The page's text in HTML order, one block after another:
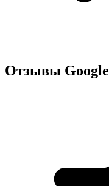
Отзывы Google